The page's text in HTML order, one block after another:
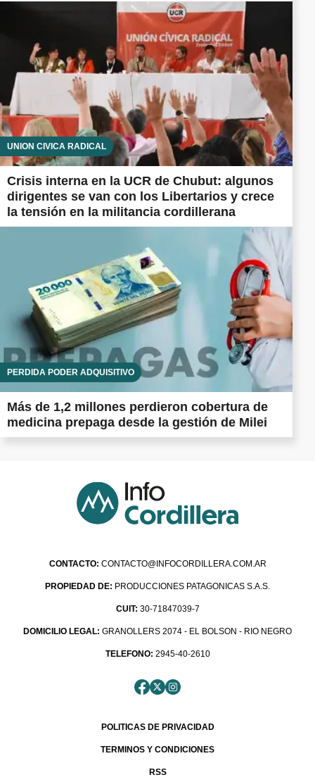
UNIÓN CÍVICA RADICAL
Crisis interna en la UCR de Chubut: algunos
dirigentes se van con los Libertarios y crece
la tensión en la militancia cordillerana
PÉRDIDA PODER ADQUISITIVO
Más de 1,2 millones perdieron cobertura de
medicina prepaga desde la gestión de Milei
CONTACTO: CONTACTO@INFOCORDILLERA.COM.AR
PROPIEDAD DE: PRODUCCIONES PATAGONICAS S.A.S.
CUIT: 30-71847039-7
DOMICILIO LEGAL: GRANOLLERS 2074 - EL BOLSON - RIO NEGRO
TELEFONO: 2945-40-2610
POLITICAS DE PRIVACIDAD
TERMINOS Y CONDICIONES
RSS